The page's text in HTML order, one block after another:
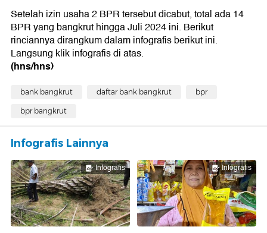
Setelah izin usaha 2 BPR tersebut dicabut, total ada 14
BPR yang bangkrut hingga Juli 2024 ini. Berikut
rinciannya dirangkum dalam infografis berikut ini.
Langsung klik infografis di atas.
(hns/hns)
bank bangkrut daftar bank bangkrut bpr
bpr bangkrut
Infografis Lainnya
Infografis Infografis